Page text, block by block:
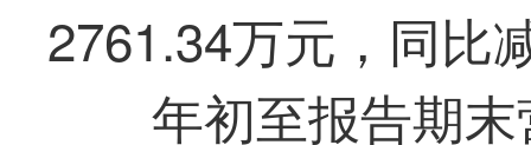
2761.34万元，同比
年初至报告期